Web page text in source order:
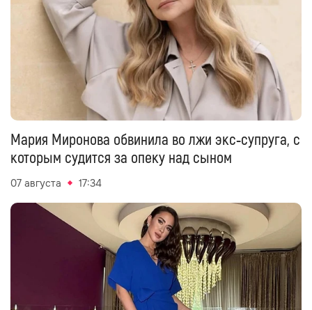
Мария Миронова обвинила во лжи экс‑супруга, с
которым судится за опеку над сыном
07 августа 17:34